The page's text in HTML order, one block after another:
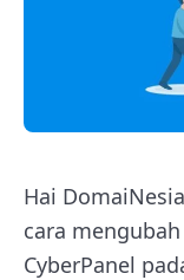
Hai
cara
CyberPanel